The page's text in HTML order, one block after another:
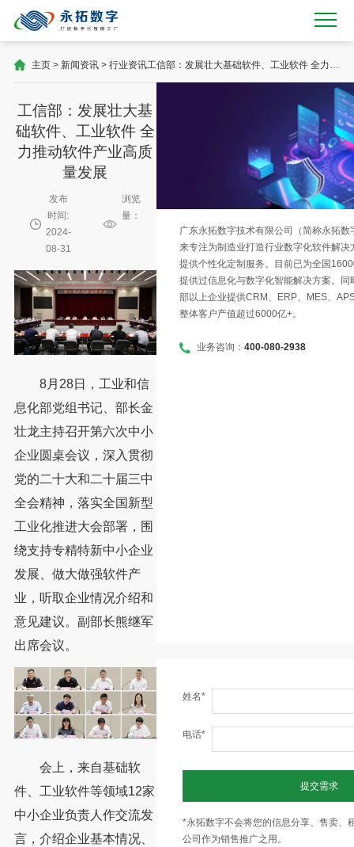
主页> 新闻资讯> 行业资讯工信部：发展壮大基础软件、工业软件 全力推
动软件产业高质量发展
工信部：发展壮大基
础软件、工业软件 全
力推动软件产业高质
量发展
发布
时间:
2024-
08-31
浏览
量：
8月28日，工业和信
息化部党组书记、部长金
壮龙主持召开第六次中小
企业圆桌会议，深入贯彻
党的二十大和二十届三中
全会精神，落实全国新型
工业化推进大会部署，围
绕支持专精特新中小企业
发展、做大做强软件产
业，听取企业情况介绍和
意见建议。副部长熊继军
出席会议。
会上，来自基础软
件、工业软件等领域12家
中小企业负责人作交流发
言，介绍企业基本情况、
广东永拓数字技术有限公司（简称永拓
来专注为制造业打造行业数字化软件解决
提供个性化定制服务。目前已为全国
提供过信息化与数字化智能解决方案。
部以上企业提供CRM、ERP、MES、
整体客户产值超过6000亿+。
业务咨询： 400-080-2938
姓名*
电话*
提交需求
*永拓数字不会将您的信息分享、售卖、
公司作为销售推广之用。